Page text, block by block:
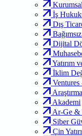
İş
Dış
Dijital
Yatırım
İklim
Ventures
Araştırma
Akademi
Ar-Ge &
Siber
Çin